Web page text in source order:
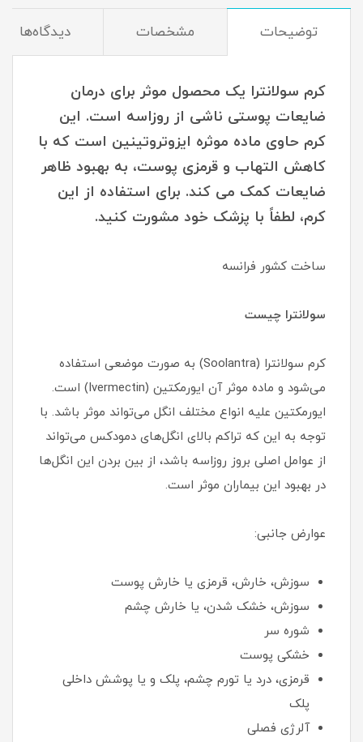
توضیحات مشخصات دیدگاه‌ها
کرم سولانترا یک محصول موثر برای درمان
ضایعات پوستی ناشی از روزاسه است. این
کرم حاوی ماده موثره ایزوتروتینین است که با
کاهش التهاب و قرمزی پوست، به بهبود ظاهر
ضایعات کمک می کند. برای استفاده از این
کرم، لطفاً با پزشک خود مشورت کنید.
ساخت کشور فرانسه
سولانترا چیست
کرم سولانترا (Soolantra) به صورت موضعی استفاده
می‌شود و ماده موثر آن ایورمکتین (Ivermectin) است.
ایورمکتین علیه انواع مختلف انگل می‌تواند موثر باشد. با
توجه به این که تراکم بالای انگل‌های دمودکس می‌تواند
از عوامل اصلی بروز روزاسه باشد، از بین بردن این انگل‌ها
در بهبود این بیماران موثر است.
عوارض جانبی:
سوزش، خارش، قرمزی یا خارش پوست
سوزش، خشک شدن، یا خارش چشم
شوره سر
خشکی پوست
قرمزی، درد یا تورم چشم، پلک و یا پوشش داخلی
پلک
آلرژی فصلی